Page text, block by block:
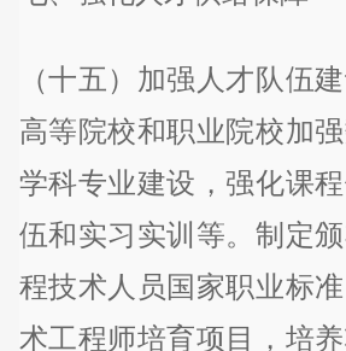
（十五）加强人才队伍
高等院校和职业院校加
学科专业建设，强化课
伍和实习实训等。制定
程技术人员国家职业标
术工程师培育项目，培